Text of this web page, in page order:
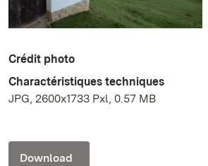
Crédit photo
Charactéristiques techniques
JPG, 2600x1733 Pxl, 0.57 MB
Download